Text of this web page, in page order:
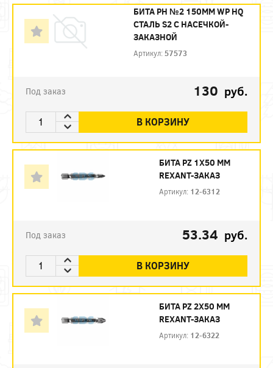
БИТА PH №2 150ММ WP HQ
СТАЛЬ S2 С НАСЕЧКОЙ-
ЗАКАЗНОЙ
Артикул: 57573
Под заказ 130 руб.
В КОРЗИНУ
БИТА PZ 1X50 ММ
REXANT-ЗАКАЗ
Артикул: 12-6312
Под заказ 53.34 руб.
В КОРЗИНУ
БИТА PZ 2X50 ММ
REXANT-ЗАКАЗ
Артикул: 12-6322